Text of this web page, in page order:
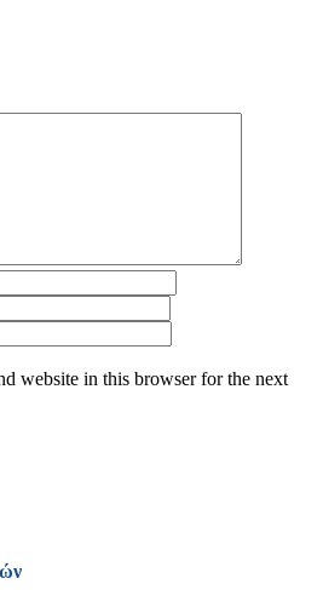
website in this browser for the next